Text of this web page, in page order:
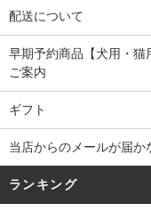
配送について
早期予約商品【犬用・
ご案内
ギフト
当店からのメールが届か
ランキング